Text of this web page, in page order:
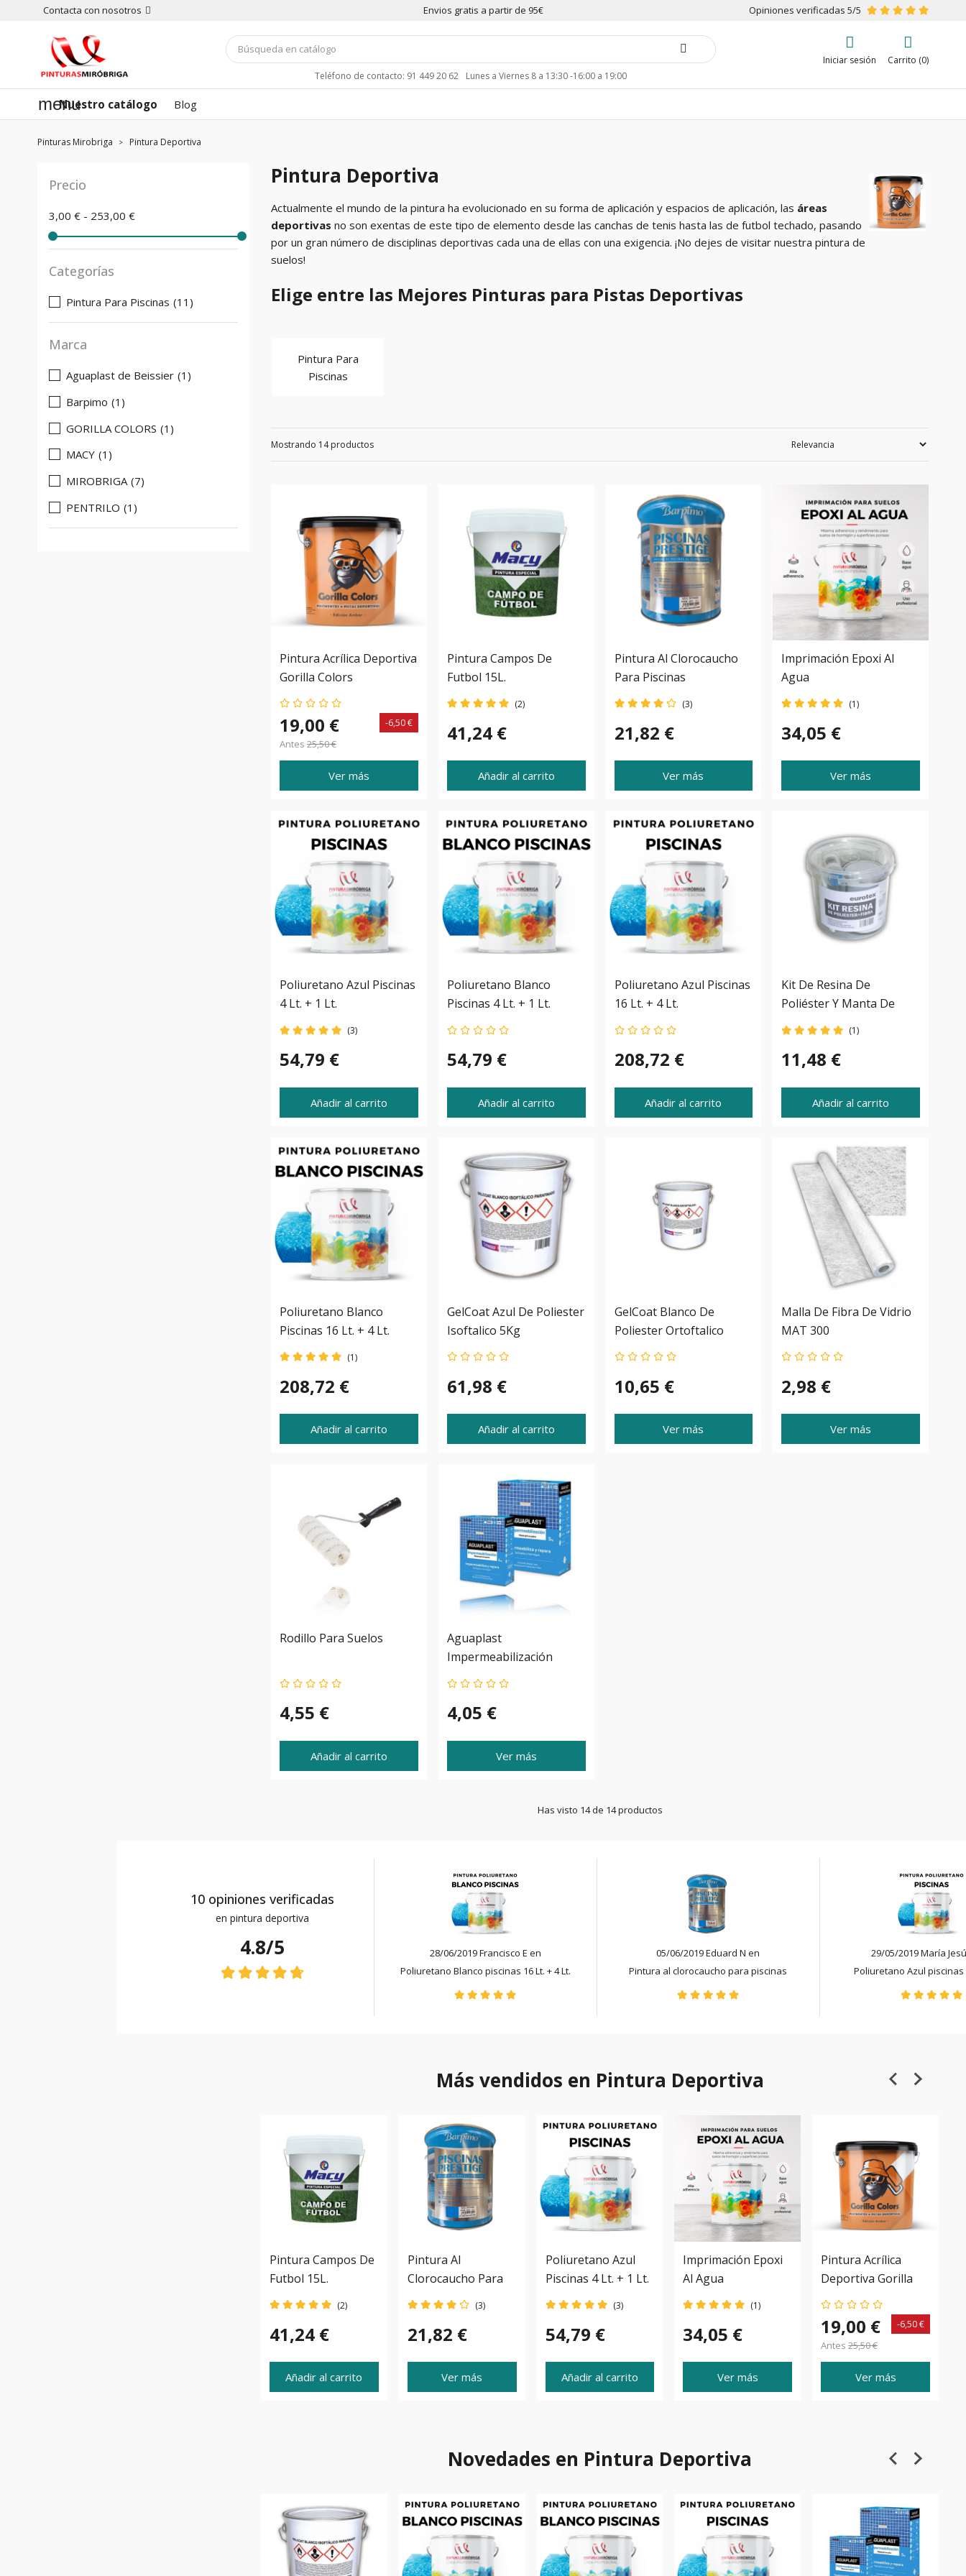
Contacta con nosotros Envios gratis a partir de 95€ Opiniones verificadas 5/5
Teléfono de contacto: 91 449 20 62 Lunes a Viernes 8 a 13:30 -16:00 a 19:00
Iniciar sesión Carrito (0)
menuNuestro catálogo Blog
Pinturas Mirobriga Pintura Deportiva
Precio
3,00 € - 253,00 €
Categorías
Pintura Para Piscinas (11)
Marca
Aguaplast de Beissier (1)
Barpimo (1)
GORILLA COLORS (1)
MACY (1)
MIROBRIGA (7)
PENTRILO (1)
Pintura Deportiva
Actualmente el mundo de la pintura ha evolucionado en su forma de aplicación y espacios de aplicación, las áreas
deportivas no son exentas de este tipo de elemento desde las canchas de tenis hasta las de futbol techado, pasando
por un gran número de disciplinas deportivas cada una de ellas con una exigencia. ¡No dejes de visitar nuestra pintura de
suelos!
Elige entre las Mejores Pinturas para Pistas Deportivas
Pintura Para
Piscinas
Mostrando 14 productos
Pintura Acrílica Deportiva
Gorilla Colors
19,00 €
Antes 25,50 €
-6,50 €
Ver más
Pintura Campos De
Futbol 15L.
(2)
41,24 €
Añadir al carrito
Pintura Al Clorocaucho
Para Piscinas
(3)
21,82 €
Ver más
Imprimación Epoxi Al
Agua
(1)
34,05 €
Ver más
Poliuretano Azul Piscinas
4 Lt. + 1 Lt.
(3)
54,79 €
Añadir al carrito
Poliuretano Blanco
Piscinas 4 Lt. + 1 Lt.
54,79 €
Añadir al carrito
Poliuretano Azul Piscinas
16 Lt. + 4 Lt.
208,72 €
Añadir al carrito
Kit De Resina De
Poliéster Y Manta De
Fibra De Vidrio
(1)
11,48 €
Añadir al carrito
Poliuretano Blanco
Piscinas 16 Lt. + 4 Lt.
(1)
208,72 €
Añadir al carrito
GelCoat Azul De Poliester
Isoftalico 5Kg
61,98 €
Añadir al carrito
GelCoat Blanco De
Poliester Ortoftalico
10,65 €
Ver más
Malla De Fibra De Vidrio
MAT 300
2,98 €
Ver más
Rodillo Para Suelos
4,55 €
Añadir al carrito
Aguaplast
Impermeabilización
4,05 €
Ver más
Has visto 14 de 14 productos
10 opiniones verificadas
en pintura deportiva
4.8/5
28/06/2019 Francisco E en
Poliuretano Blanco piscinas 16 Lt. + 4 Lt.
05/06/2019 Eduard N en
Pintura al clorocaucho para piscinas
29/05/2019 María
Poliuretano Azul piscinas
Más vendidos en Pintura Deportiva
Pintura Campos De
Futbol 15L.
(2)
41,24 €
Añadir al carrito
Pintura Al
Clorocaucho Para
Piscinas
(3)
21,82 €
Ver más
Poliuretano Azul
Piscinas 4 Lt. + 1 Lt.
(3)
54,79 €
Añadir al carrito
Imprimación Epoxi
Al Agua
(1)
34,05 €
Ver más
Pintura Acrílica
Deportiva Gorilla
Colors
19,00 €
Antes 25,50 €
-6,50 €
Ver más
Novedades en Pintura Deportiva